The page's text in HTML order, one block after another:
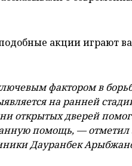
акции играют
фактором в
на ранней
открытых дверей
помощь, — отметил
Дауранбек